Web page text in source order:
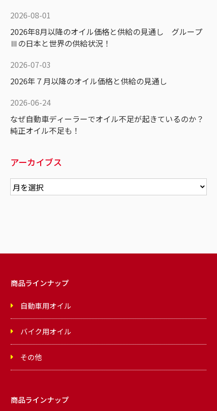
2026-08-01
2026年8月以降のオイル価格と供給の見通し グループ
Ⅲの日本と世界の供給状況！
2026-07-03
2026年７月以降のオイル価格と供給の見通し
2026-06-24
なぜ自動車ディーラーでオイル不足が起きているのか？
純正オイル不足も！
アーカイブス
商品ラインナップ
自動車用オイル
バイク用オイル
その他
商品ラインナップ